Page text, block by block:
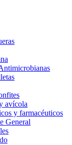
avícola
y farmacéuticos
General